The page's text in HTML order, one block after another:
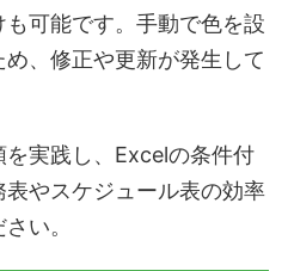
可能です。手動で色を設
、修正や更新が発生して
実践し、Excelの条件付
やスケジュール表の効率
い。